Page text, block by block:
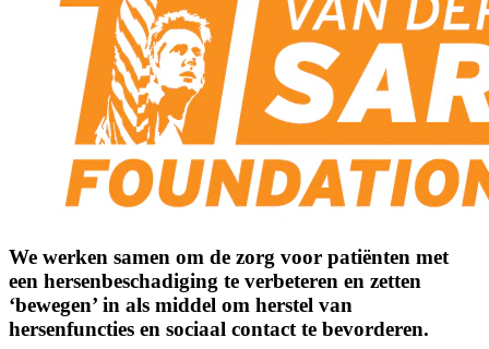
We werken samen om de zorg voor patiënten met
een hersenbeschadiging te verbeteren en zetten
‘bewegen’ in als middel om herstel van
hersenfuncties en sociaal contact te bevorderen.